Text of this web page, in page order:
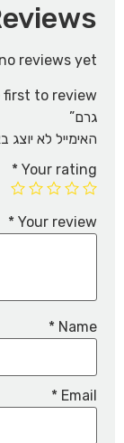
reviews yet.
גרם”
האימייל לא יוצג
Your rating
*
Your review
*
Name
*
Email
*